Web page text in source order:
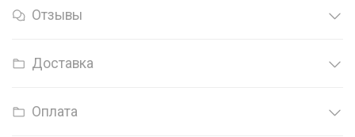
Отзывы
Доставка
Оплата